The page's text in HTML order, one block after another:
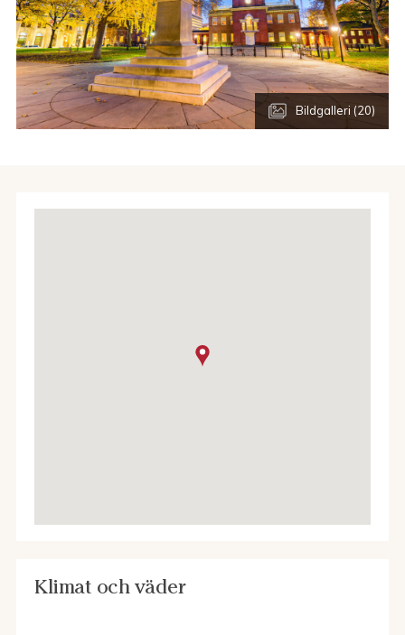
sedan dess nedanför trapporna motPhiladelphia
Museum of Arts. Vill man sedan själv göra som Rocky och
springa upp och sträcka armarna i luften så är det 72 steg
som skall bestigas. Bakom museet ligger en av de största
stadsparkerna i USA,Fairmount Parkoch här är det skönt
att koppla, speciellt under sommaren.
Historia och kultur är mycket viktigt för Philadelphia, men
Bildgalleri (20)
Klimat och väder